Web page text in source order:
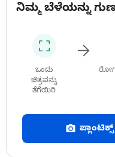
ನಿಮ್ಮ ಬೆಳೆಯನ್ನು
ಒಂದು
ಚಿತ್ರವನ್ನು
ತೆಗೆಯಿರಿ